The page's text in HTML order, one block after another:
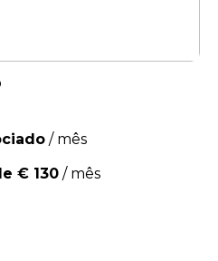
/ mês
€ 130 / mês